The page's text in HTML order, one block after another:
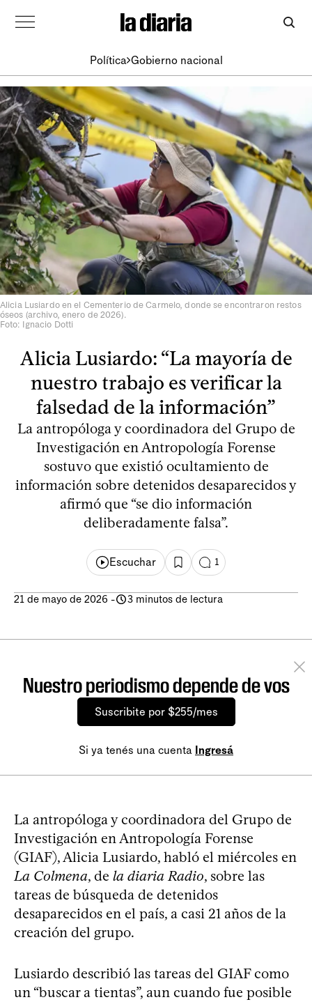
Política Gobierno nacional
Alicia Lusiardo en el Cementerio de Carmelo, donde se encontraron restos
óseos (archivo, enero de 2026).
Foto: Ignacio Dotti
Alicia Lusiardo: “La mayoría de
nuestro trabajo es verificar la
falsedad de la información”
La antropóloga y coordinadora del Grupo de
Investigación en Antropología Forense
sostuvo que existió ocultamiento de
información sobre detenidos desaparecidos y
afirmó que “se dio información
deliberadamente falsa”.
Escuchar 1
21 de mayo de 2026 - 3 minutos de lectura
Nuestro periodismo depende de vos
Suscribite por $255/mes
Si ya tenés una cuenta Ingresá
La antropóloga y coordinadora del Grupo de
Investigación en Antropología Forense
(GIAF), Alicia Lusiardo, habló el miércoles en
La Colmena, de la diaria Radio, sobre las
tareas de búsqueda de detenidos
desaparecidos en el país, a casi 21 años de la
creación del grupo.
Lusiardo describió las tareas del GIAF como
un “buscar a tientas”, aun cuando fue posible